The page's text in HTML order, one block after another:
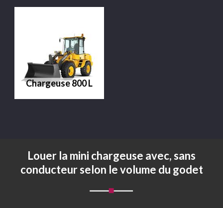
Chargeuse 800 L
Louer la mini chargeuse avec, sans
conducteur selon le volume du godet